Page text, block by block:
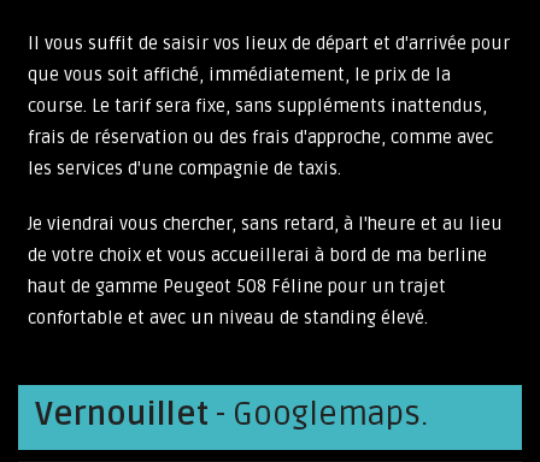
Il vous suffit de saisir vos lieux de départ et d'arrivée pour
que vous soit affiché, immédiatement, le prix de la
course. Le tarif sera fixe, sans suppléments inattendus,
frais de réservation ou des frais d'approche, comme avec
les services d'une compagnie de taxis.
Je viendrai vous chercher, sans retard, à l'heure et au lieu
de votre choix et vous accueillerai à bord de ma berline
haut de gamme Peugeot 508 Féline pour un trajet
confortable et avec un niveau de standing élevé.
Vernouillet - Googlemaps.